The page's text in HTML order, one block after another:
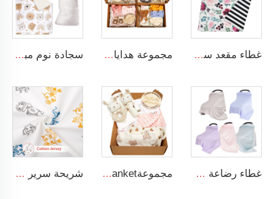
غطاء مقعد سيارة الأطفال القابل للتشابك كمظلة للرضاعة الطبيعية والمصنوع من المايكروفايبر مجموعة هدايا أطفال تحتوي على بطانية موسولين، رattle، مطاط أسنان مطابق، شريط رأس، وجوارب حديثي الولادة سجادة نوم مبطنة بتصميم دب كرتوني من القطن 200TC ملء حشوة بنمط حيوانات للأطفال
غطاء رضاعة طفولي ناعم للغاية مصنوع من المودال المرن مجموعةanket رضيع تحتوي على بطانية بنقاط مينكي، جرس لعبة للأطفال، وبطاقة إعلان الولادة الخشبية شريحة سرير أطفال قياسية مصنوعة من قطن الجيرسيه المعتمد على معيار OEKO-TEX 100، ومناسبة لحجم المراتب القياسية